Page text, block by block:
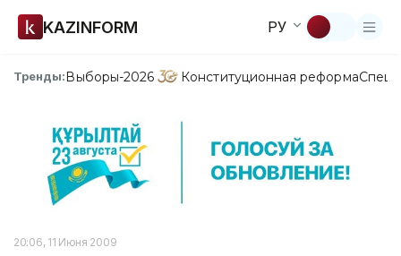
KAZINFORM РУ
Тренды:Выборы-2026 Конституционная реформа
20:06, 11 Июня 2009